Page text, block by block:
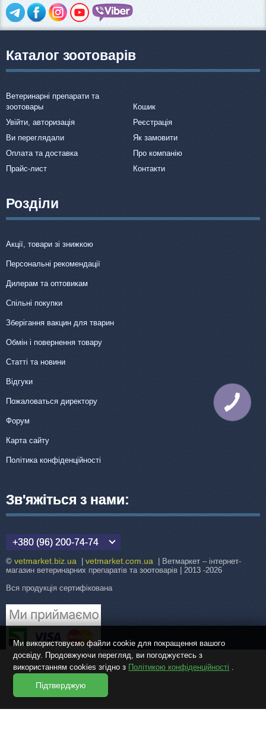
Каталог зоотоварів
Ветеринарні препарати та
зоотовары
Кошик
Увійти, авторизація
Реєстрація
Ви переглядали
Як замовити
Оплата та доставка
Про компанію
Прайс-лист
Контакти
Розділи
Акції, товари зі знижкою
Персональні рекомендації
Дилерам та оптовикам
Спільні покупки
Зберігання вакцин для тварин
Обмін і повернення товару
Статті та новини
Відгуки
Пожаловаться директору
Форум
Карта сайту
Політика конфіденційності
Зв'яжіться з нами:
+380 (96) 200-74-74
© vetmarket.biz.ua vetmarket.com.ua | Ветмаркет – інтернет-
магазин ветеринарних препаратів та зоотоварів | 2013 -2026
Вся продукція сертифікована
Ми використовуємо файли cookie для покращення вашого
досвіду. Продовжуючи перегляд, ви погоджуєтесь з
використанням cookies згідно з Політикою конфіденційності .
Підтверджую
КНОПКА
ЗВ'ЯЗКУ